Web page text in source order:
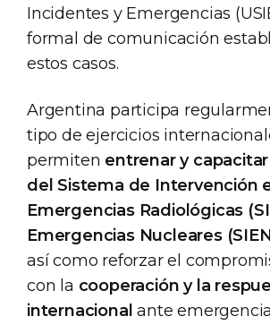
Incidentes y Emergencias
formal de comunicación
estos casos.
Argentina participa
tipo de ejercicios
permiten entrenar y capacitar
del Sistema de Intervención
Emergencias Radiológicas
Emergencias Nucleares
así como reforzar el
con la cooperación y la
internacional ante